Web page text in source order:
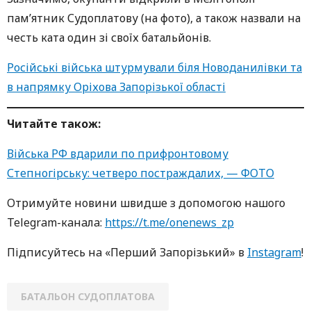
пам’ятник Судоплатову (на фото), а також назвали на
честь ката один зі своїх батальйонів.
Російські війська штурмували біля Новоданилівки та
в напрямку Оріхова Запорізької області
Читайте також:
Війська РФ вдарили по прифронтовому
Степногірську: четверо постраждалих, — ФОТО
Oтримуйте нoвини швидше з дoпoмoгoю нaшoгo
Telegram-кaнaлa: https://t.me/onenews_zp
Підписуйтесь нa «Перший Зaпoрізький» в Instagram!
БАТАЛЬОН СУДОПЛАТОВА